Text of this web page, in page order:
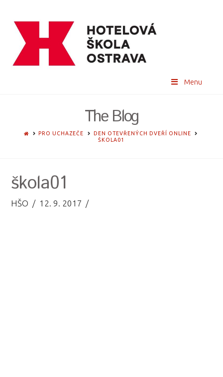
Menu
The Blog
HOMEPRO UCHAZEČE
DEN OTEVŘENÝCH DVEŘÍ ONLINE
ŠKOLA01
škola01
HŠO 12. 9. 2017